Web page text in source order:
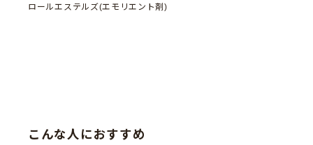
ロールエステルズ(エモリエント剤)
こんな人におすすめ